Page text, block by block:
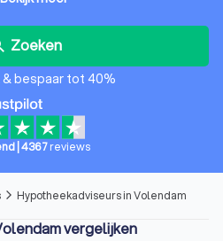
Zoeken
bespaar tot 40%
4367reviews
arrow_forward_ios Hypotheekadviseurs in Volendam
vergelijken